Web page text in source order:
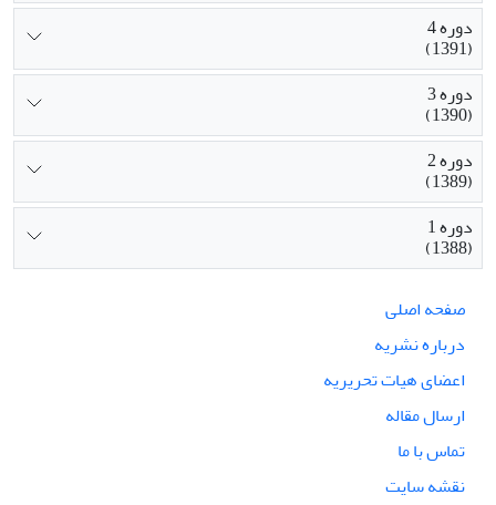
دوره 4
(1391)
دوره 3
(1390)
دوره 2
(1389)
دوره 1
(1388)
صفحه اصلی
درباره نشریه
اعضای هیات تحریریه
ارسال مقاله
تماس با ما
نقشه سایت